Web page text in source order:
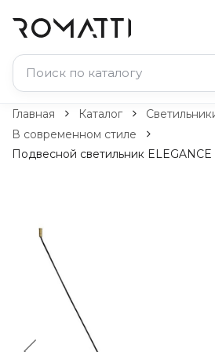
Каталог Romatti
Свет и освещение
Потолочные светильники
Бра и настенные светильники
Настольные лампы
Технический свет
Уличное освещение
Комплектующие
Главная Каталог
В современном стиле
Подвесной светильник